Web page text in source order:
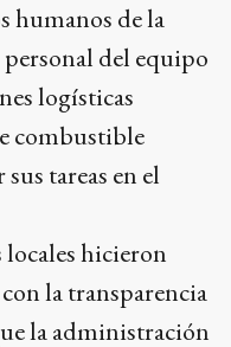
humanos de la
del equipo
logísticas
combustible
tareas en el
hicieron
la transparencia
la administración